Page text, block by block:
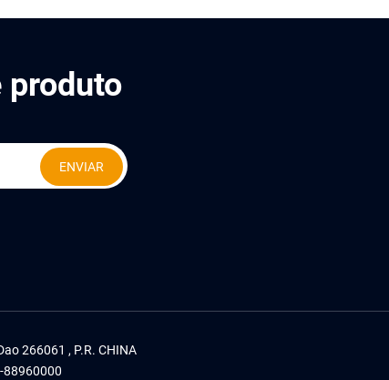
ENVIAR
266061 , P.R. CHINA
88960000